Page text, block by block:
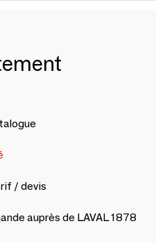
/ devis
auprès de LAVAL 1878